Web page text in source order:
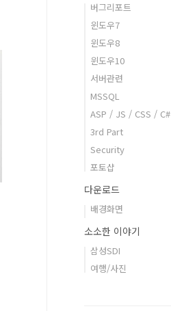
버그리포트
윈도우7
윈도우8
윈도우10
서버관련
MSSQL
ASP / JS / CSS / C#
3rd Part
Security
포토샵
다운로드
배경화면
소소한 이야기
삼성SDI
여행/사진